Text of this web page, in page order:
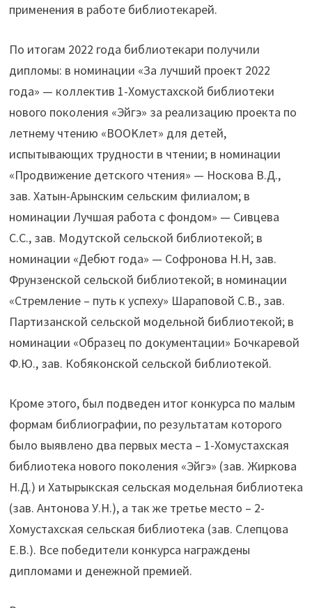
применения в работе библиотекарей.
По итогам 2022 года библиотекари получили
дипломы: в номинации «За лучший проект 2022
года» — коллектив 1-Хомустахской библиотеки
нового поколения «Эйгэ» за реализацию проекта по
летнему чтению «BOOKлет» для детей,
испытывающих трудности в чтении; в номинации
«Продвижение детского чтения» — Носкова В.Д.,
зав. Хатын-Арынским сельским филиалом; в
номинации Лучшая работа с фондом» — Сивцева
С.С., зав. Модутской сельской библиотекой; в
номинации «Дебют года» — Софронова Н.Н, зав.
Фрунзенской сельской библиотекой; в номинации
«Стремление – путь к успеху» Шараповой С.В., зав.
Партизанской сельской модельной библиотекой; в
номинации «Образец по документации» Бочкаревой
Ф.Ю., зав. Кобяконской сельской библиотекой.
Кроме этого, был подведен итог конкурса по малым
формам библиографии, по результатам которого
было выявлено два первых места – 1-Хомустахская
библиотека нового поколения «Эйгэ» (зав. Жиркова
Н.Д.) и Хатырыкская сельская модельная библиотека
(зав. Антонова У.Н.), а так же третье место – 2-
Хомустахская сельская библиотека (зав. Слепцова
Е.В.). Все победители конкурса награждены
дипломами и денежной премией.